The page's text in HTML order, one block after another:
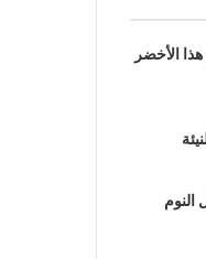
هذا الأخضر
النوم